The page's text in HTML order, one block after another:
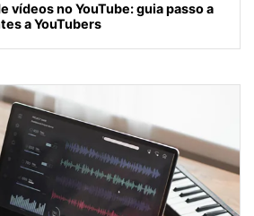
vídeos no YouTube: guia passo a
a YouTubers